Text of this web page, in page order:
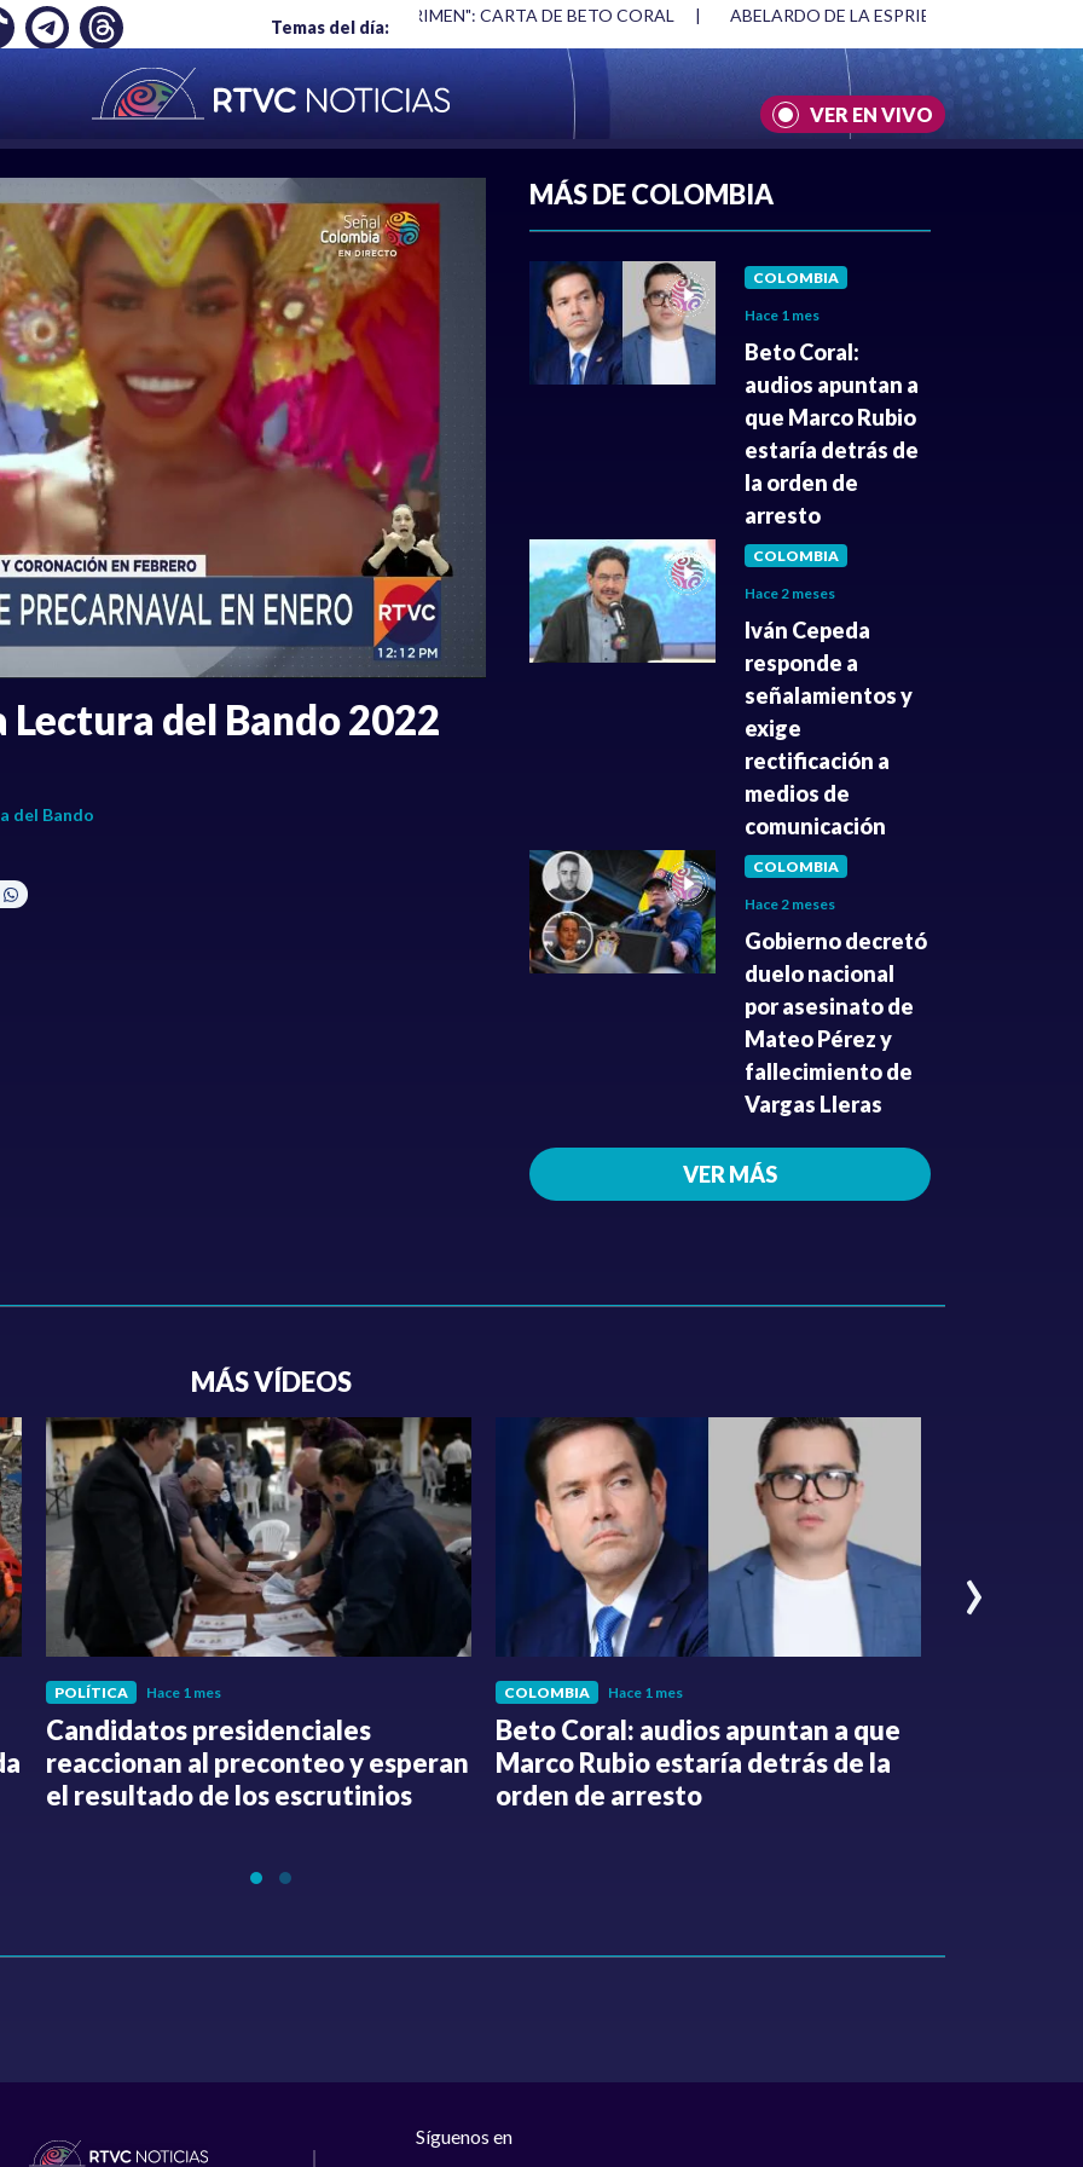
Temas del día:
JP MORGAN "HABLAR NO ES UN CRIMEN": CARTA DE BETO CORAL | ABELARDO DE LA ESPRIELLA Y DMG
VER EN VIVO
del Bando 2022
del Bando
MÁS DE COLOMBIA
COLOMBIA
Hace 1 mes
Beto Coral:
audios apuntan a
que Marco Rubio
estaría detrás de
la orden de
arresto
COLOMBIA
Hace 2 meses
Iván Cepeda
responde a
señalamientos y
exige
rectificación a
medios de
comunicación
COLOMBIA
Hace 2 meses
Gobierno decretó
duelo nacional
por asesinato de
Mateo Pérez y
fallecimiento de
Vargas Lleras
VER MÁS
MÁS VÍDEOS
POLÍTICA Hace 1 mes
Candidatos presidenciales
reaccionan al preconteo y esperan
el resultado de los escrutinios
COLOMBIA Hace 1 mes
Beto Coral: audios apuntan a que
Marco Rubio estaría detrás de la
orden de arresto
›
Síguenos en